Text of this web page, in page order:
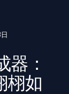
器：
栩如